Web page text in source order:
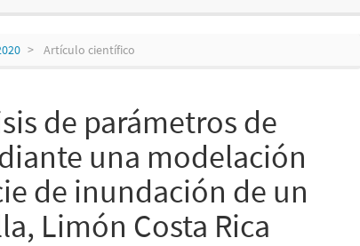
Artículo científico
de parámetros de
una modelación
de inundación de un
Limón Costa Rica